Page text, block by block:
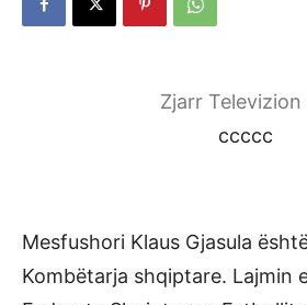
Zjarr Televizion
ccccc
Mesfushori Klaus Gjasula
Kombëtarja shqiptare. Lajmin